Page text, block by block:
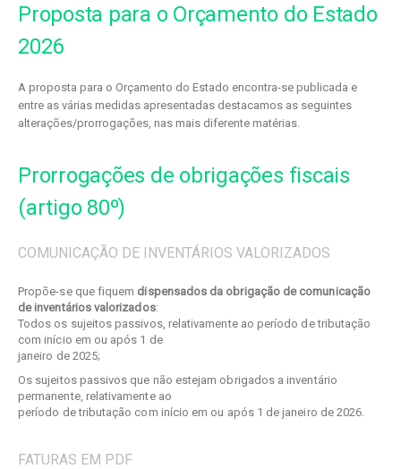
Proposta para o Orçamento do Estado
2026
A proposta para o Orçamento do Estado encontra-se publicada e
entre as várias medidas apresentadas destacamos as seguintes
alterações/prorrogações, nas mais diferente matérias.
Prorrogações de obrigações fiscais
(artigo 80º)
COMUNICAÇÃO DE INVENTÁRIOS VALORIZADOS
Propõe-se que fiquem dispensados da obrigação de comunicação
de inventários valorizados:
Todos os sujeitos passivos, relativamente ao período de tributação
com início em ou após 1 de
janeiro de 2025;
Os sujeitos passivos que não estejam obrigados a inventário
permanente, relativamente ao
período de tributação com início em ou após 1 de janeiro de 2026.
FATURAS EM PDF